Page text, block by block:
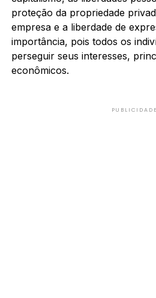
proteção da propriedade
empresa e a liberdade de
importância, pois todos os
perseguir seus interesses,
econômicos.
PUBLICIDADE